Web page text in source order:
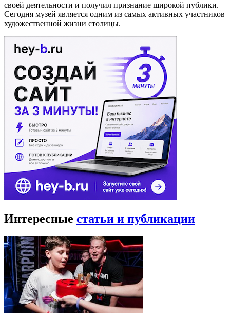
своей деятельности и получил признание широкой публики.
Сегодня музей является одним из самых активных участников
художественной жизни столицы.
Интересные статьи и публикации